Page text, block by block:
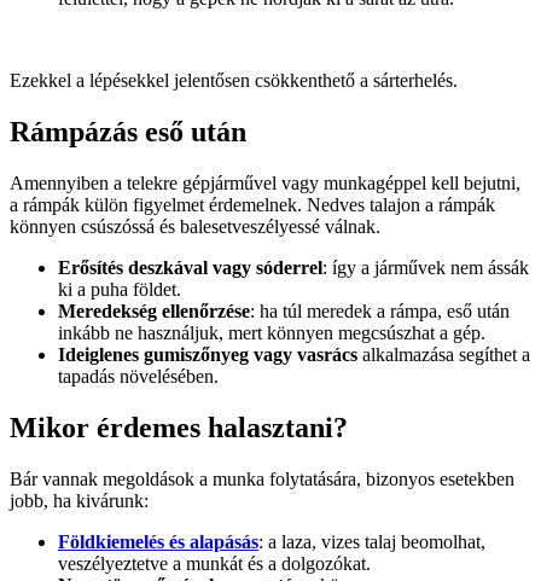
Ezekkel a lépésekkel jelentősen csökkenthető a sárterhelés.
Rámpázás eső után
Amennyiben a telekre gépjárművel vagy munkagéppel kell bejutni,
a rámpák külön figyelmet érdemelnek. Nedves talajon a rámpák
könnyen csúszóssá és balesetveszélyessé válnak.
Erősítés deszkával vagy sóderrel: így a járművek nem ássák
ki a puha földet.
Meredekség ellenőrzése: ha túl meredek a rámpa, eső után
inkább ne használjuk, mert könnyen megcsúszhat a gép.
Ideiglenes gumiszőnyeg vagy vasrács alkalmazása segíthet a
tapadás növelésében.
Mikor érdemes halasztani?
Bár vannak megoldások a munka folytatására, bizonyos esetekben
jobb, ha kivárunk:
Földkiemelés és alapásás: a laza, vizes talaj beomolhat,
veszélyeztetve a munkát és a dolgozókat.